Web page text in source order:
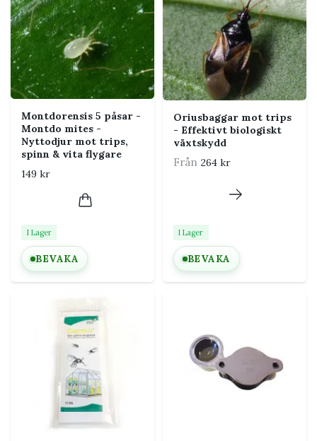
Montdorensis 5 påsar -
Montdo mites -
Nyttodjur mot trips,
spinn & vita flygare
149 kr
I Lager
BEVAKA
Oriusbaggar mot trips
- Effektivt biologiskt
växtskydd
Från 264 kr
I Lager
BEVAKA